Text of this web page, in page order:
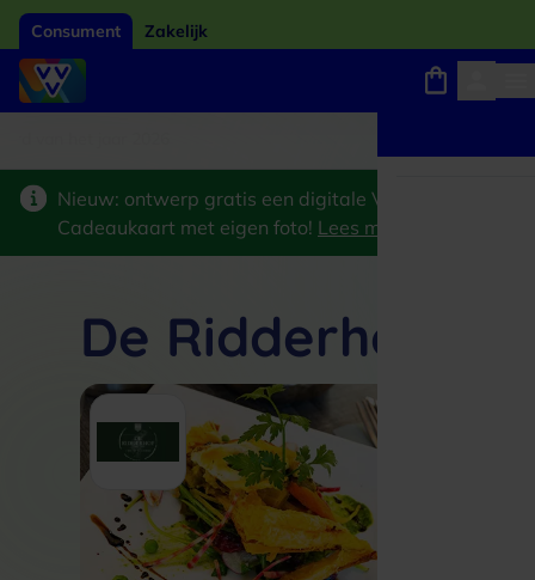
Consument Zakelijk
Nieuw: ontwerp gratis een digitale VVV
Cadeaukaart met eigen foto! Lees meer
De Ridderhof